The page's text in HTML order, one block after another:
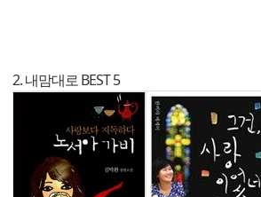
2. 내맘대로 BEST 5